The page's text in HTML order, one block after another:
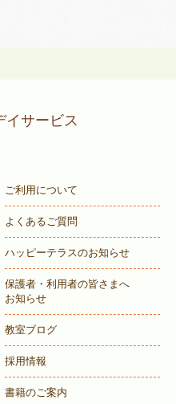
イサービス
ご利用について
よくあるご質問
ハッピーテラスのお知らせ
保護者・利用者の皆さまへ
お知らせ
教室ブログ
採用情報
書籍のご案内